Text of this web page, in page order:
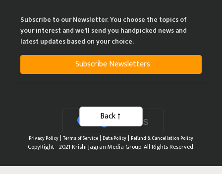
Subscribe to our Newsletter. You choose the topics of
your interest and we'll send you handpicked news and
latest updates based on your choice.
Subscribe Newsletters
Privacy Policy| Terms of Service| Data Policy| Refund & Cancellation Policy
CopyRight - 2021 Krishi Jagran Media Group. All Rights Reserved.
Back